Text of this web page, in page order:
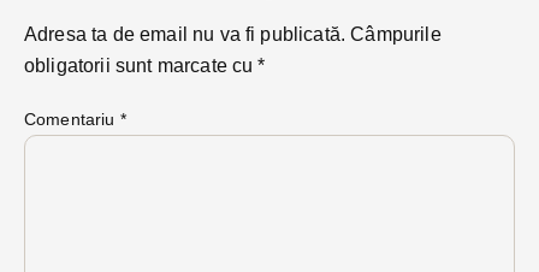
Adresa ta de email nu va fi publicată. Câmpurile
obligatorii sunt marcate cu*
Comentariu *